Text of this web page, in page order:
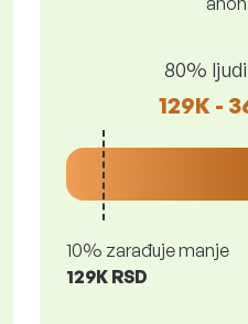
80%
129K -
10% zarađuje manje
129K RSD